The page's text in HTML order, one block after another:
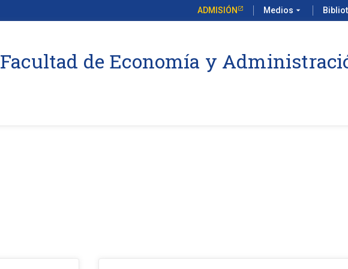
ADMISIÓN Medios arrow_drop_down
Facultad de Economía y